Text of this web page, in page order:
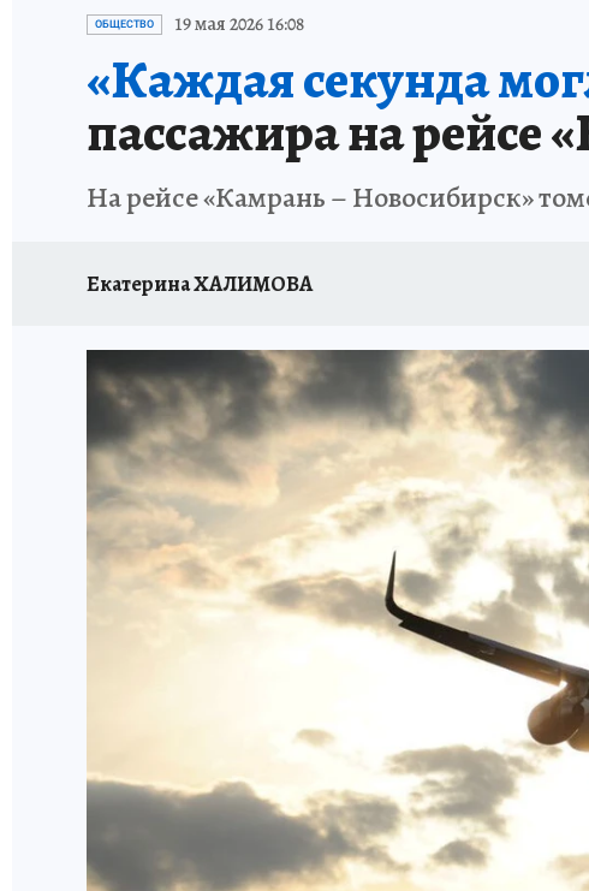
ОТДЫХ В РОССИИ
ОБЩЕСТВО 19 мая 2026 16:08
«Каждая секунда
пассажира на рейсе
На рейсе «Камрань – Новосибирск»
Екатерина ХАЛИМОВА